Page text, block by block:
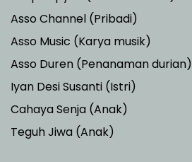
Asso Channel (Pribadi)
Asso Music (Karya musik)
Asso Duren (Penanaman durian)
Iyan Desi Susanti (Istri)
Cahaya Senja (Anak)
Teguh Jiwa (Anak)